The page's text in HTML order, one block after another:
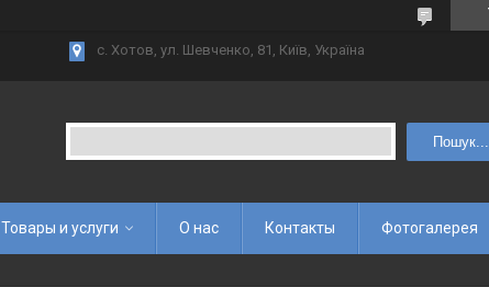
с. Хотов, ул. Шевченко, 81, Київ, Україна
Пошук...
Товары и услуги О нас Контакты Фотогалерея